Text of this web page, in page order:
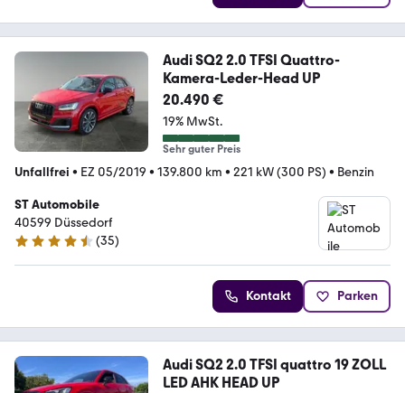
Audi SQ2 2.0 TFSI Quattro-
Kamera-Leder-Head UP
20.490 €
19% MwSt.
Sehr guter Preis
Unfallfrei • EZ 05/2019 • 139.800 km • 221 kW (300 PS) • Benzin
ST Automobile
40599 Düssedorf
4.5 Sterne
(35)
Kontakt Parken
Audi SQ2 2.0 TFSI quattro 19 ZOLL
LED AHK HEAD UP